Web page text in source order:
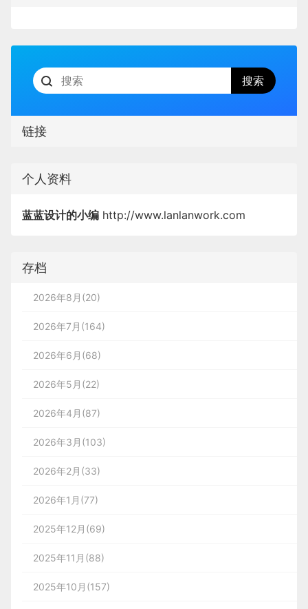
链接
个人资料
蓝蓝设计的小编 http://www.lanlanwork.com
存档
2026年8月(20)
2026年7月(164)
2026年6月(68)
2026年5月(22)
2026年4月(87)
2026年3月(103)
2026年2月(33)
2026年1月(77)
2025年12月(69)
2025年11月(88)
2025年10月(157)